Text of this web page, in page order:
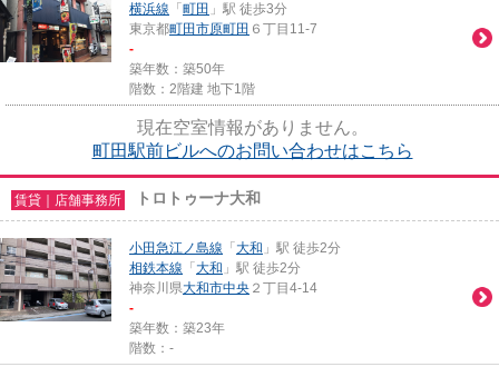
横浜線 「 町田 」駅 徒歩3分
東京都町田市原町田 ６丁目11-7
-
築年数：築50年
階数：2階建 地下1階
現在空室情報がありません。
町田駅前ビルへのお問い合わせはこちら
賃貸｜店舗事務所 トロトゥーナ大和
小田急江ノ島線 「 大和 」駅 徒歩2分
相鉄本線 「 大和 」駅 徒歩2分
神奈川県大和市中央 ２丁目4-14
-
築年数：築23年
階数：-